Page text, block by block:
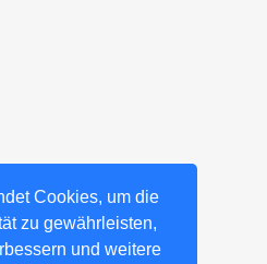
Cookies, um die
zu gewährleisten,
und weitere